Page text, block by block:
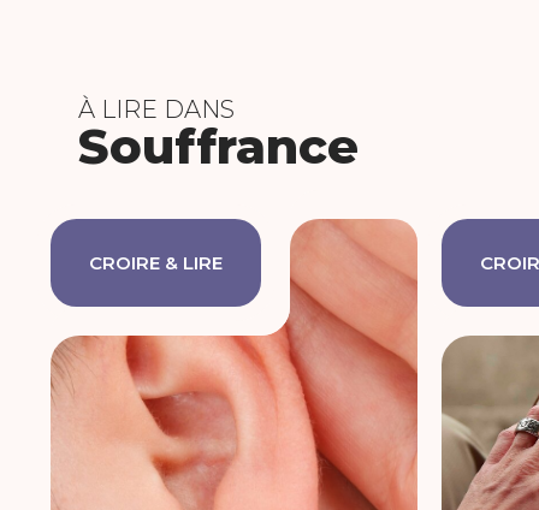
À LIRE DANS
Souffrance
CROIRE & LIRE